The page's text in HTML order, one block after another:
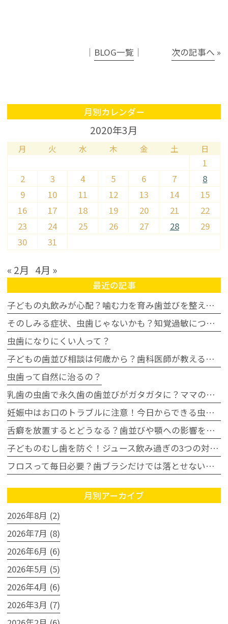
│ BLOG一覧 │ 次の記事へ »
月別カレンダー
2020年3月
月 火 水 木 金 土 日
1
2
3 4 5 6 7
8
9
10 11 12 13 14
15
16
17 18 19 20 21
22
23
24 25 26 27 28
29
30
31
« 2月 4月 »
最近の記事
子どもの丸飲みが心配？噛む力を育み歯並びを整える家庭の習慣
そのしみる症状、虫歯じゃないかも？知覚過敏について
虫歯になりにくい人って？
子どもの歯並び相談は何歳から？歯科医師が教える受診タイミングの目安
虫歯って自然に治るの？
乳歯の虫歯で永久歯の歯並びがガタガタに？ママの不安に歯科医が回答
妊娠中はお口のトラブルに注意！今日からできる虫歯・歯周病予防
舌癖を放置するとどうなる？歯並びや顎への影響を歯科医師が解説
子どものむし歯を防ぐ！ジュース飲み過ぎの3つの対策｜豊田市
フロスって毎日必要？歯ブラシだけでは落とせない汚れとは
月別アーカイブ
2026年8月 (2)
2026年7月 (8)
2026年6月 (6)
2026年5月 (5)
2026年4月 (6)
2026年3月 (7)